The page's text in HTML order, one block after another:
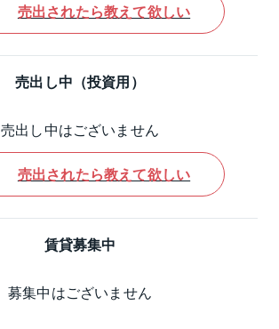
売出されたら教えて欲しい
売出し中（投資用）
売出し中はございません
売出されたら教えて欲しい
賃貸募集中
募集中はございません